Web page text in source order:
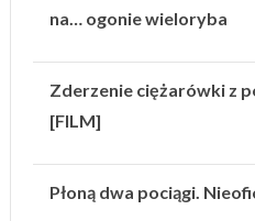
na… ogonie wieloryba
Zderzenie ciężarówki z
[FILM]
Płoną dwa pociągi.